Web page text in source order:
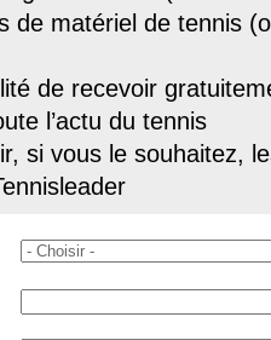
de matériel de tennis
de recevoir
l’actu du tennis
si vous le souhaitez,